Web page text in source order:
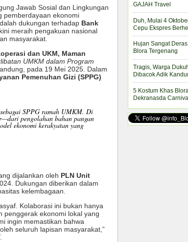
Jawab Sosial dan Lingkungan
pemberdayaan ekonomi
dukungan terhadap Bank
meraih pengakuan nasional
masyarakat.
dan UKM, Maman
UMKM dalam Program
pada 19 Mei 2025. Dalam
Pemenuhan Gizi (SPPG)
SPPG ramah UMKM. Di
pengolahan bahan pangan
ekonomi kerakyatan yang
dijalankan oleh PLN Unit
Dukungan diberikan dalam
kelembagaan.
Kolaborasi ini bukan hanya
penggerak ekonomi lokal yang
ingin memastikan bahwa
seluruh lapisan masyarakat,”
GAJAH Travel
Duh, Mulai 4
Cepu Ekspres
Hujan Sangat
Blora Tergenang
Tragis, Warga
Dibacok Adik
5 Kostum Khas
Dekranasda